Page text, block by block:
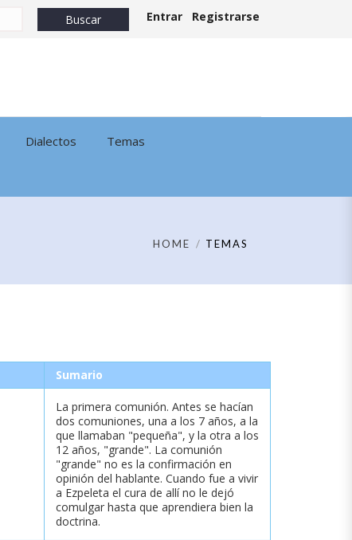
Entrar Registrarse
Dialectos Temas
HOME TEMAS
Sumario
La primera comunión. Antes se hacían
dos comuniones, una a los 7 años, a la
que llamaban "pequeña", y la otra a los
12 años, "grande". La comunión
"grande" no es la confirmación en
opinión del hablante. Cuando fue a vivir
a Ezpeleta el cura de allí no le dejó
comulgar hasta que aprendiera bien la
doctrina.